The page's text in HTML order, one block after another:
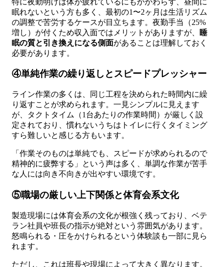
眠れないという方も多く、最初の1〜2ヶ月は生活リズム
の調整で苦労するケースが目立ちます。夜勤手当（25%
増し）が付くため収入面ではメリットがありますが、
睡
眠の質と引き換えになる側面があることは理解しておく
必要があります。
④単純作業の繰り返しとスピードプレッシャー
ライン作業の多くは、同じ工程を決められた時間内に繰
り返すことが求められます。一見シンプルに見えます
が、タクトタイム（1台あたりの作業時間）が厳しく設
定されており、慣れないうちはトイレに行くタイミング
すら難しいと感じる方もいます。
「作業そのものは単純でも、スピードが求められるので
精神的に疲弊する」という声は多く、単調な作業が苦手
な人には向き不向きが出やすい環境です。
⑤職場の厳しい上下関係と体育会系文化
製造現場には体育会系の文化が根強く残っており、ベテ
ラン社員や班長の指示が絶対という雰囲気があります。
怒鳴られる・圧をかけられるという体験談も一部に見ら
れます。
ただし、これは班長や現場によって大きく異なります。